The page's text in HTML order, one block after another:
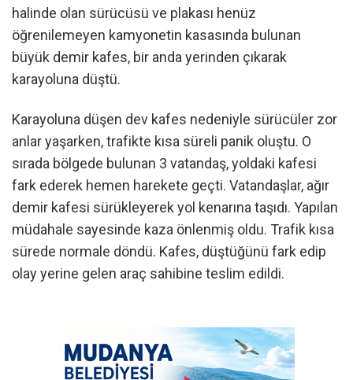
halinde olan sürücüsü ve plakası henüz
öğrenilemeyen kamyonetin kasasında bulunan
büyük demir kafes, bir anda yerinden çıkarak
karayoluna düştü.
Karayoluna düşen dev kafes nedeniyle sürücüler zor
anlar yaşarken, trafikte kısa süreli panik oluştu. O
sırada bölgede bulunan 3 vatandaş, yoldaki kafesi
fark ederek hemen harekete geçti. Vatandaşlar, ağır
demir kafesi sürükleyerek yol kenarına taşıdı. Yapılan
müdahale sayesinde kaza önlenmiş oldu. Trafik kısa
sürede normale döndü. Kafes, düştüğünü fark edip
olay yerine gelen araç sahibine teslim edildi.